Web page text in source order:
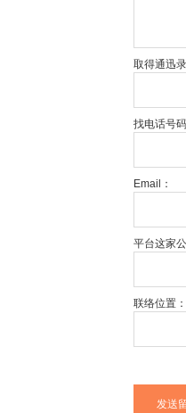
取得通迅录
找电话号码
Email：
平台这家
联络位置：